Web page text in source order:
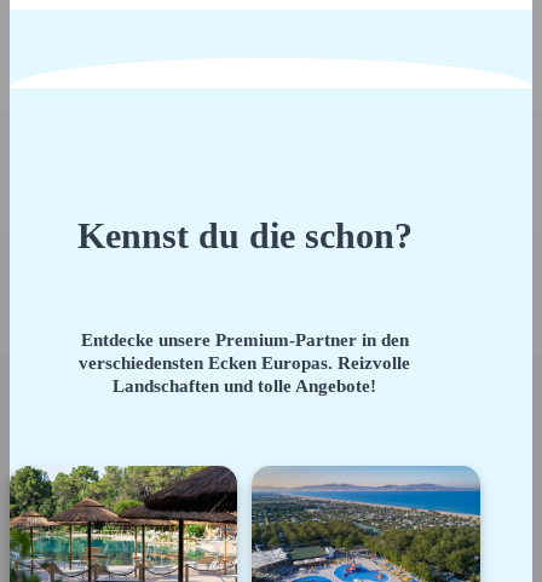
Kennst du die schon?
Entdecke unsere Premium-Partner in den
verschiedensten Ecken Europas. Reizvolle
Landschaften und tolle Angebote!